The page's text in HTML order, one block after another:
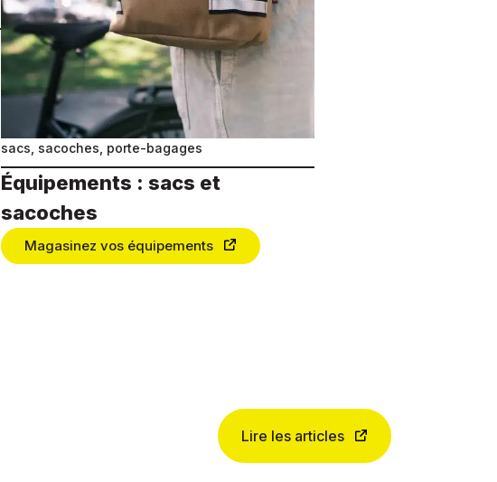
sacs, sacoches, porte-bagages
Équipements : sacs et
sacoches
Magasinez vos équipements
Lire les articles